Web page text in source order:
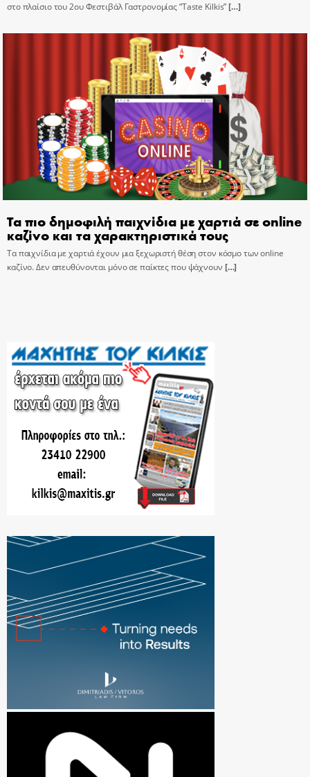
στο πλαίσιο του 2ου Φεστιβάλ Γαστρονομίας “Taste Kilkis”[…]
Τα πιο δημοφιλή παιχνίδια με χαρτιά σε online
καζίνο και τα χαρακτηριστικά τους
Τα παιχνίδια με χαρτιά έχουν μια ξεχωριστή θέση στον κόσμο των online
καζίνο. Δεν απευθύνονται μόνο σε παίκτες που ψάχνουν […]